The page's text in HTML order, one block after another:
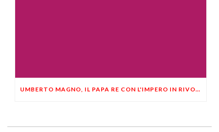
UMBERTO MAGNO, IL PAPA RE CON L'IMPERO IN RIVOLTA